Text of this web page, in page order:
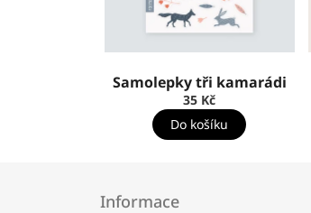
Samolepky tři kamarádi
35 Kč
Do košíku
Informace